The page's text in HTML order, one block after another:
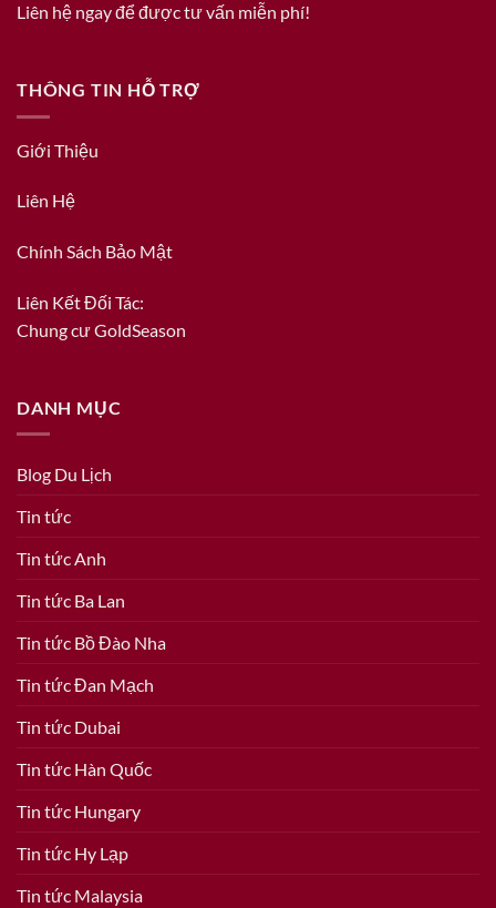
Liên hệ ngay để được tư vấn miễn phí!
THÔNG TIN HỖ TRỢ
Giới Thiệu
Liên Hệ
Chính Sách Bảo Mật
Liên Kết Đối Tác:
Chung cư GoldSeason
DANH MỤC
Blog Du Lịch
Tin tức
Tin tức Anh
Tin tức Ba Lan
Tin tức Bồ Đào Nha
Tin tức Đan Mạch
Tin tức Dubai
Tin tức Hàn Quốc
Tin tức Hungary
Tin tức Hy Lạp
Tin tức Malaysia